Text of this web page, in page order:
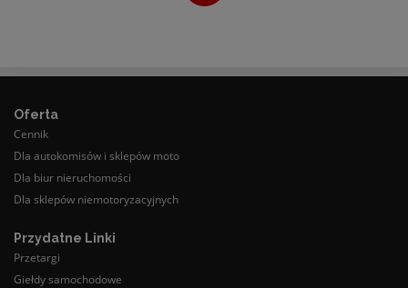
Oferta
Cennik
Dla autokomisów i sklepów moto
Dla biur nieruchomości
Dla sklepów niemotoryzacyjnych
Przydatne Linki
Przetargi
Giełdy samochodowe